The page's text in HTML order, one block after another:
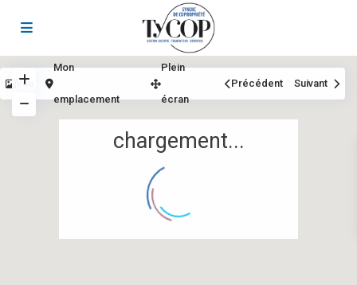
chargement...
Vue
Mon
emplacement
Plein
écran
Précédent Suivant